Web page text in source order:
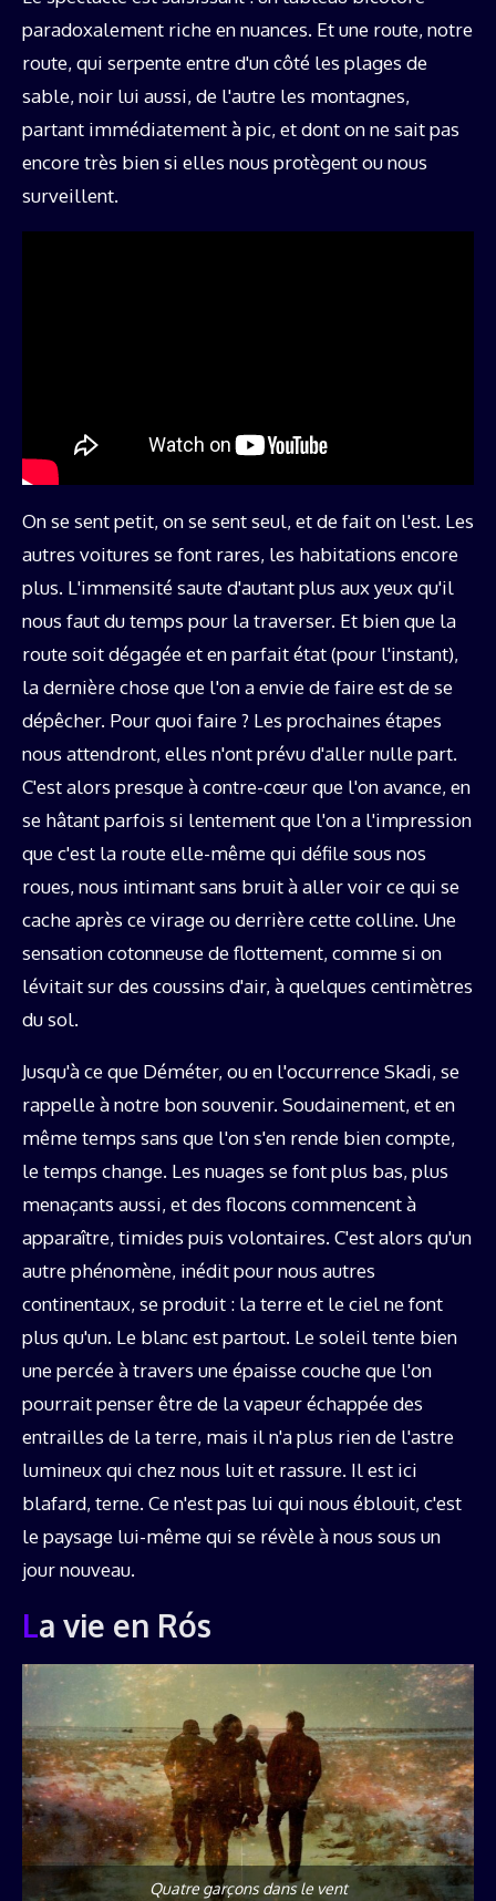
paradoxalement riche en nuances. Et une route, notre
route, qui serpente entre d'un côté les plages de
sable, noir lui aussi, de l'autre les montagnes,
partant immédiatement à pic, et dont on ne sait pas
encore très bien si elles nous protègent ou nous
surveillent.
On se sent petit, on se sent seul, et de fait on l'est. Les
autres voitures se font rares, les habitations encore
plus. L'immensité saute d'autant plus aux yeux qu'il
nous faut du temps pour la traverser. Et bien que la
route soit dégagée et en parfait état (pour l'instant),
la dernière chose que l'on a envie de faire est de se
dépêcher. Pour quoi faire ? Les prochaines étapes
nous attendront, elles n'ont prévu d'aller nulle part.
C'est alors presque à contre-cœur que l'on avance, en
se hâtant parfois si lentement que l'on a l'impression
que c'est la route elle-même qui défile sous nos
roues, nous intimant sans bruit à aller voir ce qui se
cache après ce virage ou derrière cette colline. Une
sensation cotonneuse de flottement, comme si on
lévitait sur des coussins d'air, à quelques centimètres
du sol.
Jusqu'à ce que Déméter, ou en l'occurrence Skadi, se
rappelle à notre bon souvenir. Soudainement, et en
même temps sans que l'on s'en rende bien compte,
le temps change. Les nuages se font plus bas, plus
menaçants aussi, et des flocons commencent à
apparaître, timides puis volontaires. C'est alors qu'un
autre phénomène, inédit pour nous autres
continentaux, se produit : la terre et le ciel ne font
plus qu'un. Le blanc est partout. Le soleil tente bien
une percée à travers une épaisse couche que l'on
pourrait penser être de la vapeur échappée des
entrailles de la terre, mais il n'a plus rien de l'astre
lumineux qui chez nous luit et rassure. Il est ici
blafard, terne. Ce n'est pas lui qui nous éblouit, c'est
le paysage lui-même qui se révèle à nous sous un
jour nouveau.
La vie en Rós
Quatre garçons dans le vent